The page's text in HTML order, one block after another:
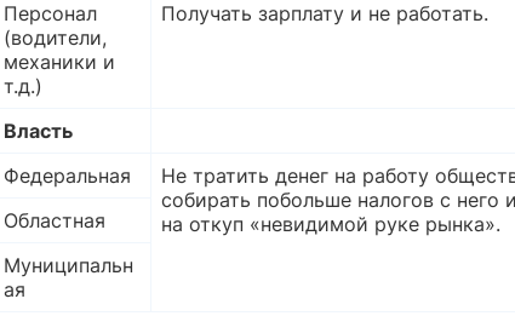
Персонал
(водители,
механики и
т.д.)
Получать зарплату и не работать.
Власть
Федеральная
Не тратить денег на работу
собирать побольше налогов с него
на откуп «невидимой руке рынка».
Областная
Муниципальн
ая